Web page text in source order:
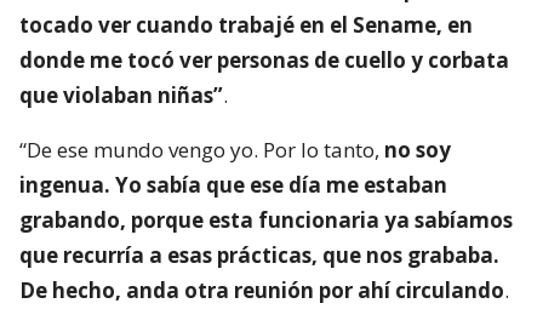
tocado ver cuando trabajé en el Sename, en
donde me tocó ver personas de cuello y corbata
que violaban niñas”.
“De ese mundo vengo yo. Por lo tanto, no soy
ingenua. Yo sabía que ese día me estaban
grabando, porque esta funcionaria ya sabíamos
que recurría a esas prácticas, que nos grababa.
De hecho, anda otra reunión por ahí circulando.